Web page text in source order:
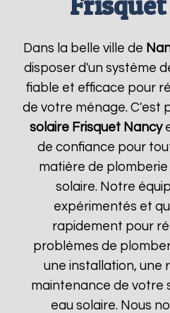
Dans la belle ville de
disposer d'un système
fiable et efficace pour
de votre ménage. C'est
solaire Frisquet Nancy
de confiance pour
matière de
solaire. Notre
expérimentés et
rapidement pour
problèmes de
une installation, une
maintenance de votre
eau solaire. Nous